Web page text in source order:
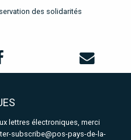
des solidarités
lettres électroniques, merci
subscribe@pos-pays-de-la-